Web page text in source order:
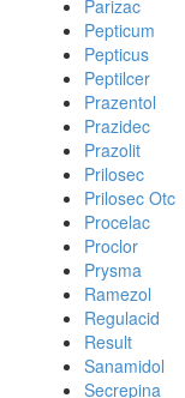
Parizac
Pepticum
Pepticus
Peptilcer
Prazentol
Prazidec
Prazolit
Prilosec
Prilosec Otc
Procelac
Proclor
Prysma
Ramezol
Regulacid
Result
Sanamidol
Secrepina